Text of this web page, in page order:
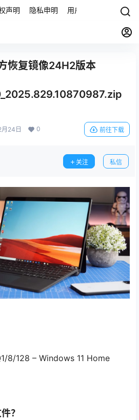
声明 隐私申明 用户协议 联系我们
恢复镜像24H2版本
24日 0 前往下载
关注 私信
8/128 – Windows 11 Home
？